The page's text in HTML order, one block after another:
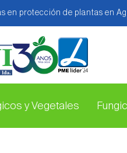
en protección de plantas en
y Vegetales